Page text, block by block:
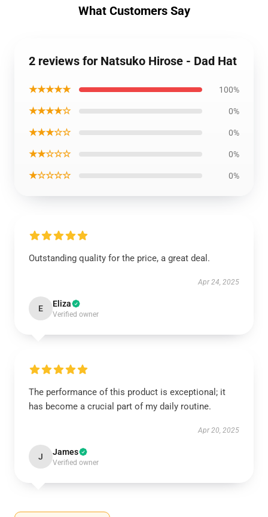
What Customers Say
2 reviews for Natsuko Hirose - Dad Hat
★★★★★ 100%
★★★★☆ 0%
★★★☆☆ 0%
★★☆☆☆ 0%
★☆☆☆☆ 0%
Outstanding quality for the price, a great deal.
Apr 24, 2025
E Eliza
Verified owner
The performance of this product is exceptional; it
has become a crucial part of my daily routine.
Apr 20, 2025
J James
Verified owner